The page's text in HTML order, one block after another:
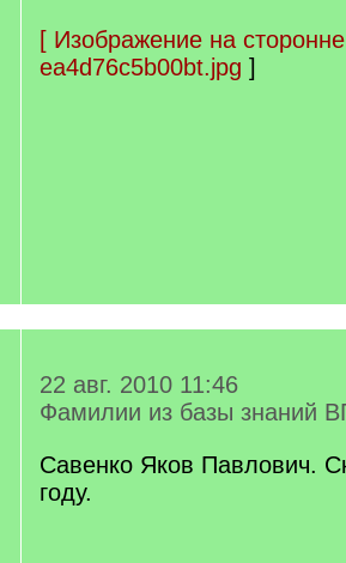
[ Изображение на
ea4d76c5b00bt.jpg ]
22 авг. 2010 11:46
Фамилии из базы знаний
Савенко Яков Павлович.
году.